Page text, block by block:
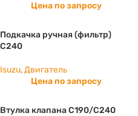
Цена по запросу
Подкачка ручная (фильтр)
C240
Isuzu,Двигатель
Цена по запросу
Втулка клапана С190/C240